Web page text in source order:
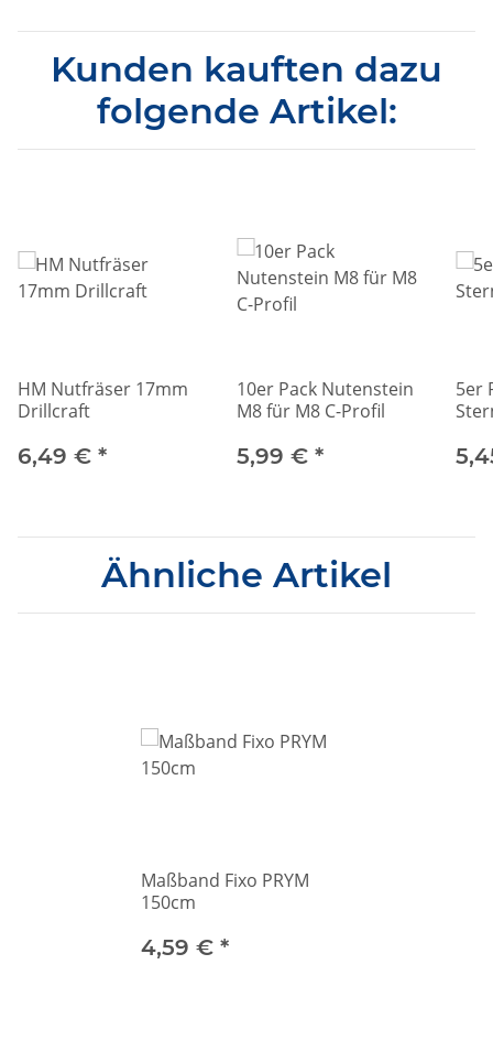
Kunden kauften dazu
folgende Artikel:
HM Nutfräser 17mm
Drillcraft
6,49 € *
10er Pack Nutenstein
M8 für M8 C-Profil
5,99 € *
5er
Ähnliche Artikel
Maßband Fixo PRYM
150cm
4,59 € *